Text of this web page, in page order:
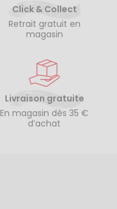
Click & Collect
Retrait gratuit en
magasin
Livraison gratuite
En magasin dès 35 €
d’achat